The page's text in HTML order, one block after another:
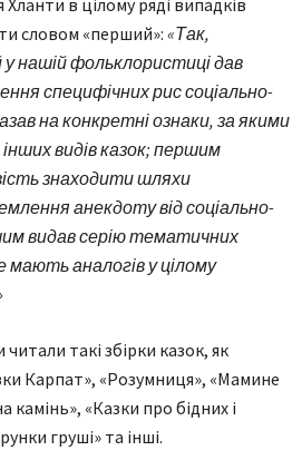
словом «перший»: «Так,
нашій фольклористиці дав
специфічних рис соціально-
на конкретні ознаки, за якими
інших видів казок; першим
знаходити шляхи
анекдоту від соціально-
видав серію тематичних
мають аналогів у цілому
такі збірки казок, як
Карпат», «Розумниця», «Мамине
камінь», «Казки про бідних і
груші» та інші.